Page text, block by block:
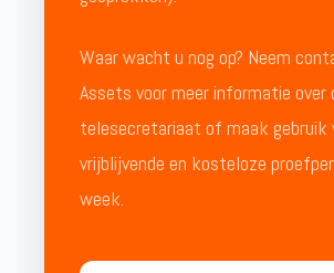
Waar wacht u nog op? Neem
Assets voor meer informatie over
telesecretariaat of maak gebruik
vrijblijvende en kosteloze
week.